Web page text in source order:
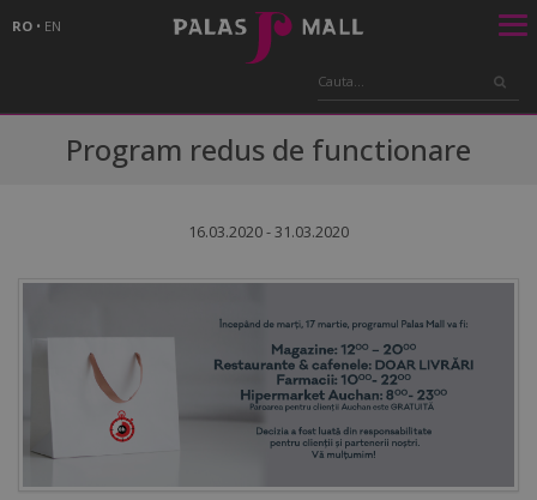
RO • EN
Program redus de functionare
16.03.2020 - 31.03.2020